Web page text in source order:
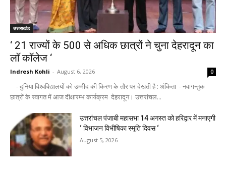
उत्तराखंड
‘ 21 राज्यों के 500 से अधिक छात्रों ने चुना देहरादून का
लाॅ काॅलेज ‘
Indresh Kohli - August 6, 2026 0
- दुनिया विश्वविद्यालयों को उम्मीद की किरण के तौर पर देखती है : अंकिता - नवागन्तुक
छात्रों के स्वागत में आज दीक्षारम्भ कार्यक्रम देहरादून। उत्तरांचल...
उत्तरांचल पंजाबी महासभा 14 अगस्त को हरिद्वार में मनाएगी
‘ विभाजन विभीषिका स्मृति दिवस ‘
August 5, 2026